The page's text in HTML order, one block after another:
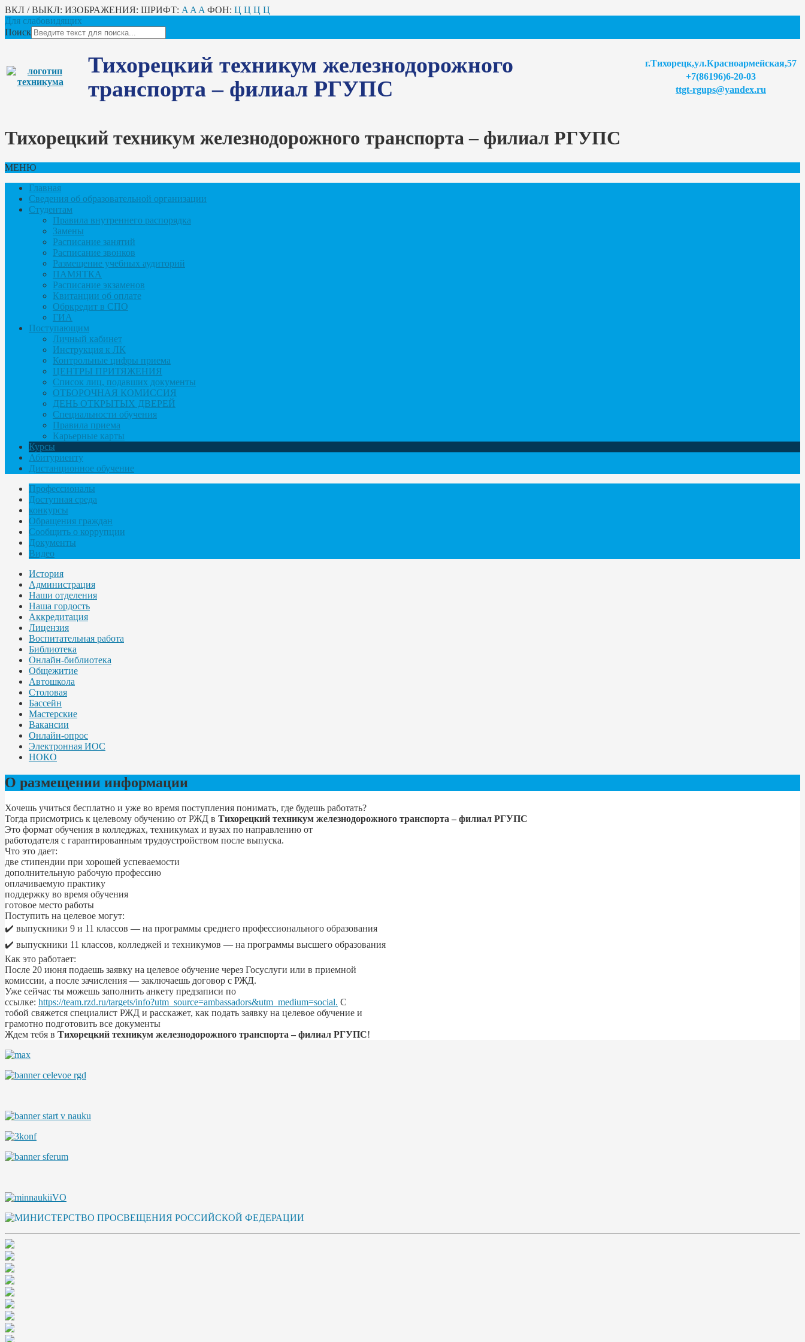
ВКЛ / ВЫКЛ: ИЗОБРАЖЕНИЯ: ШРИФТ: A A A ФОН: Ц Ц Ц Ц
Для слабовидящих
Поиск
Тихорецкий техникум железнодорожного
транспорта – филиал РГУПС
г.Тихорецк,ул.Красноармейская,57
+7(86196)6-20-03
ttgt-rgups@yandex.ru
Тихорецкий техникум железнодорожного транспорта – филиал РГУПС
МЕНЮ
Главная
Сведения об образовательной организации
Студентам
Правила внутреннего распорядка
Замены
Расписание занятий
Расписание звонков
Размещение учебных аудиторий
ПАМЯТКА
Расписание экзаменов
Квитанции об оплате
Обркредит в СПО
ГИА
Поступающим
Личный кабинет
Инструкция к ЛК
Контрольные цифры приема
ЦЕНТРЫ ПРИТЯЖЕНИЯ
Список лиц, подавших документы
ОТБОРОЧНАЯ КОМИССИЯ
ДЕНЬ ОТКРЫТЫХ ДВЕРЕЙ
Специальности обучения
Правила приема
Карьерные карты
Курсы
Абитуриенту
Дистанционное обучение
Профессионалы
Доступная среда
конкурсы
Обращения граждан
Сообщить о коррупции
Документы
Видео
История
Администрация
Наши отделения
Наша гордость
Аккредитация
Лицензия
Воспитательная работа
Библиотека
Онлайн-библиотека
Общежитие
Автошкола
Столовая
Бассейн
Мастерские
Вакансии
Онлайн-опрос
Электронная ИОС
НОКО
О размещении информации
Хочешь учиться бесплатно и уже во время поступления понимать, где будешь работать?
Тогда присмотрись к целевому обучению от РЖД в Тихорецкий техникум железнодорожного транспорта – филиал РГУПС
Это формат обучения в колледжах, техникумах и вузах по направлению от
работодателя с гарантированным трудоустройством после выпуска.
Что это дает:
две стипендии при хорошей успеваемости
дополнительную рабочую профессию
оплачиваемую практику
поддержку во время обучения
готовое место работы
Поступить на целевое могут:
✔️ выпускники 9 и 11 классов — на программы среднего профессионального образования
✔️ выпускники 11 классов, колледжей и техникумов — на программы высшего образования
Как это работает:
После 20 июня подаешь заявку на целевое обучение через Госуслуги или в приемной
комиссии, а после зачисления — заключаешь договор с РЖД.
Уже сейчас ты можешь заполнить анкету предзаписи по
ссылке: https://team.rzd.ru/targets/info?utm_source=ambassadors&utm_medium=social. С
тобой свяжется специалист РЖД и расскажет, как подать заявку на целевое обучение и
грамотно подготовить все документы
Ждем тебя в Тихорецкий техникум железнодорожного транспорта – филиал РГУПС!